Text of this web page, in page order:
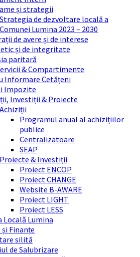
și strategii
Strategia de dezvoltare locală a
Comunei Lumina 2023 – 2030
de avere și de interese
etic și de integritate
paritară
& Compartimente
Informare Cetățeni
Impozite
Investiții & Proiecte
Achiziții
Programul anual al achizițiilor
publice
Centralizatoare
SEAP
Proiecte & Investiții
Proiect ENCOP
Proiect CHANGE
Website B-AWARE
Proiect LIGHT
Proiect LESS
Locală Lumina
Finanțe
silită
de Salubrizare